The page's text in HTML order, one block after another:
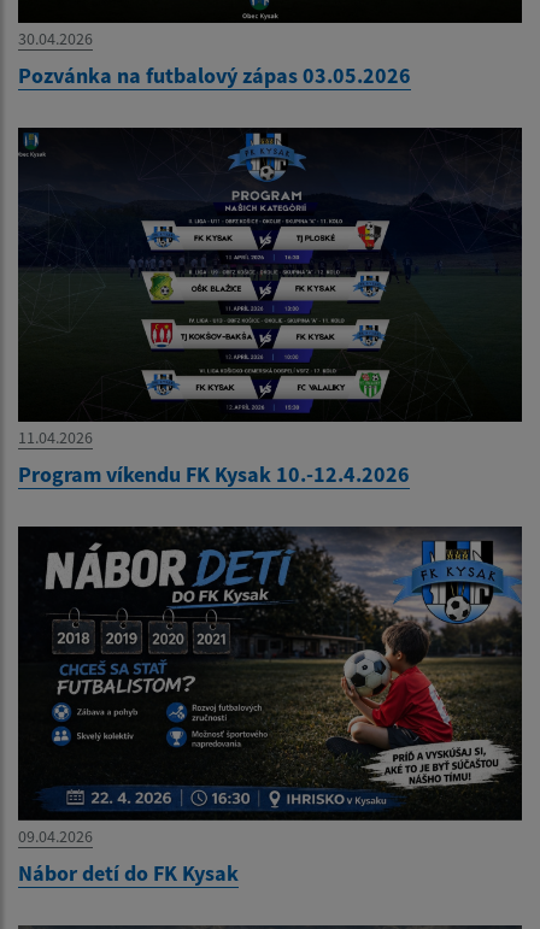
30.04.2026
Pozvánka na futbalový zápas 03.05.2026
11.04.2026
Program víkendu FK Kysak 10.-12.4.2026
09.04.2026
Nábor detí do FK Kysak